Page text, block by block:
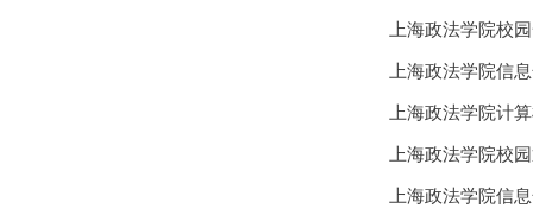
上海政法学院校
上海政法学院信
上海政法学院计
上海政法学院校
上海政法学院信